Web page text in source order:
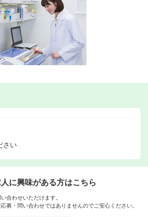
さい
に興味がある方はこちら
合わせいただけます。
募・問い合わせではありませんのでご安心ください。